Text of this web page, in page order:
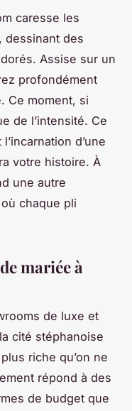
caresse les
dessinant des
Assise sur un
profondément
Ce moment, si
de l’intensité. Ce
d’une
votre histoire. À
une autre
chaque pli
mariée à
de luxe et
cité stéphanoise
riche qu’on ne
répond à des
de budget que